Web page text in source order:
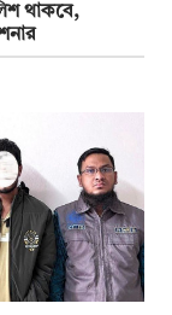
থাকবে,